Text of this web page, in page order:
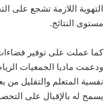
التهوية اللازمة تشجع على
مستوى النتائج.
كما عملت على توفير
ودعمت ماديا الجمعيات
نفسية المتعلم والتقليل
يسمح له بالإقبال على